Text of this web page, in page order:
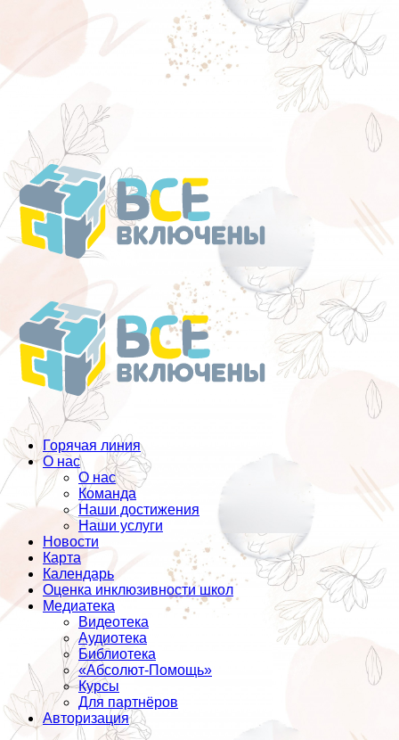
Перейти
к
содержанию
Горячая линия
О нас
О нас
Команда
Наши достижения
Наши услуги
Новости
Карта
Календарь
Оценка инклюзивности школ
Медиатека
Видеотека
Аудиотека
Библиотека
«Абсолют-Помощь»
Курсы
Для партнёров
Авторизация